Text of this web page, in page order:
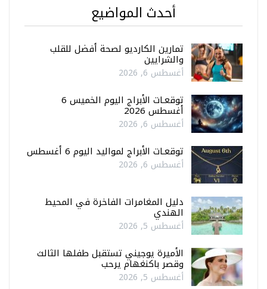
أحدث المواضيع
تمارين الكارديو لصحة أفضل للقلب
والشرايين
أغسطس 6, 2026
توقعـات الأبراج اليوم الخميس 6
أغسطس 2026
أغسطس 6, 2026
توقعـات الأبراج لمواليد اليوم 6 أغسطس
أغسطس 6, 2026
دليل المغامرات الفاخرة في المحيط
الهندي
أغسطس 5, 2026
الأميرة يوجيني تستقبل طفلها الثالث
وقصر باكنغهام يرحب
أغسطس 5, 2026